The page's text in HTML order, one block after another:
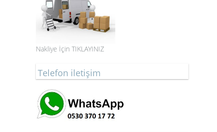
Nakliye İçin TIKLAYINIZ
Telefon iletişim